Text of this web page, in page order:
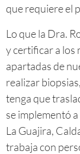
que requiere el
Lo que la Dra.
y certificar a los
apartadas de
realizar
tenga que
se implementó
La Guajira,
trabaja con